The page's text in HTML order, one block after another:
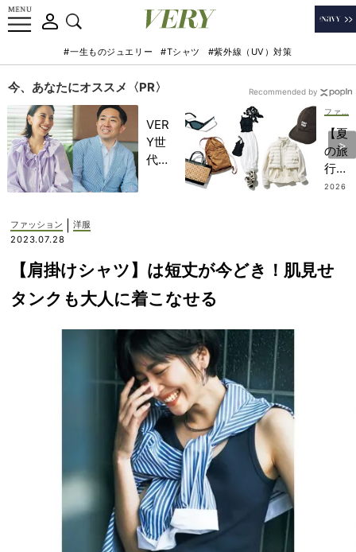
#一生ものジュエリー #Tシャツ #紫外線（UV）対策
今、あなたにオススメ〈PR〉
VER
Y世
代が
んと
考え
る
ぜ
今、
NO
T A
HO
TEL
な
の？
」
【夏
の旅
行、
何着
レ賢
2026
Recommended by
ファッション
洋服
2023.07.28
【肩掛けシャツ】は短丈が今どき！肌見せ
タンクも大人に着こなせる